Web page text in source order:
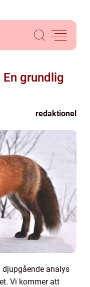
grundlig
redaktionel
djupgående analys
Vi kommer att